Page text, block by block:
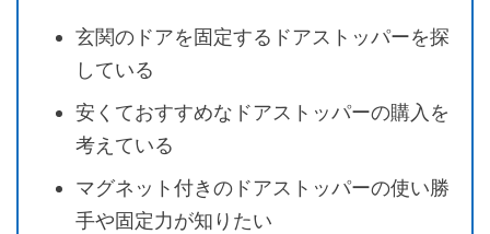
玄関のドアを固定するドアストッパーを探
している
安くておすすめなドアストッパーの購入を
考えている
マグネット付きのドアストッパーの使い勝
手や固定力が知りたい